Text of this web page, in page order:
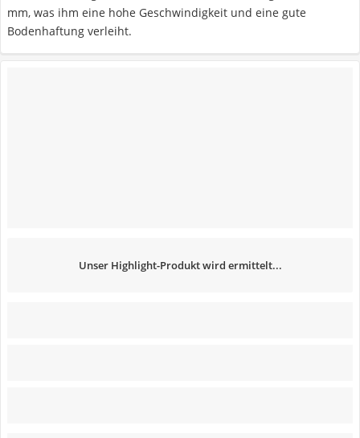
mm, was ihm eine hohe Geschwindigkeit und eine gute
Bodenhaftung verleiht.
Unser Highlight-Produkt wird ermittelt...